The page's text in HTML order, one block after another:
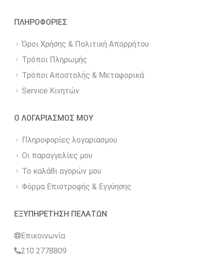
ΠΛΗΡΟΦΟΡΙΕΣ
Όροι Χρήσης & Πολιτική Απορρήτου
Τρόποι Πληρωμής
Τρόποι Αποστολής & Μεταφορικά
Service Κινητών
Ο ΛΟΓΑΡΙΑΣΜΟΣ ΜΟΥ
Πληροφορίες λογαριασμου
Οι παραγγελίες μου
Το καλάθι αγορών μου
Φόρμα Επιστροφής & Εγγύησης
ΕΞΥΠΗΡΕΤΗΣΗ ΠΕΛΑΤΩΝ
Επικοινωνία
210 2778809